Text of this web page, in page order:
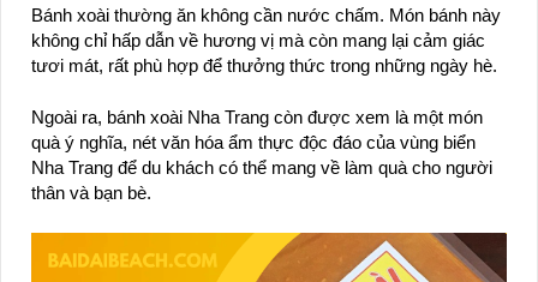
Bánh xoài thường ăn không cần nước chấm. Món bánh này
không chỉ hấp dẫn về hương vị mà còn mang lại cảm giác
tươi mát, rất phù hợp để thưởng thức trong những ngày hè.
Ngoài ra, bánh xoài Nha Trang còn được xem là một món
quà ý nghĩa, nét văn hóa ẩm thực độc đáo của vùng biển
Nha Trang để du khách có thể mang về làm quà cho người
thân và bạn bè.